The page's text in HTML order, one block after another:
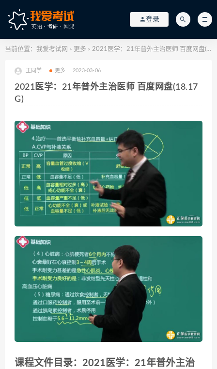
登录
当前位置： 我爱考试网 > 更多 > 2021医学：21年普外主治医师 百度网盘(18.17G)
王同学 更多 2023-03-06
2021医学：21年普外主治医师 百度网盘(18.17
G)
课程文件目录：2021医学：21年普外主治